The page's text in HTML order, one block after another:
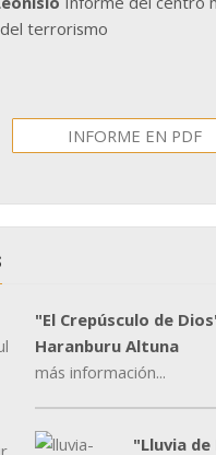
terrorismo
INFORME EN PDF
"El Crepúsculo de
Haranburu Altuna
más información...
"Lluvia de